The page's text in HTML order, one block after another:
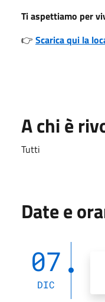
Ti aspettiamo per
👉 Scarica qui la
A chi è
Tutti
Date e
07
DIC